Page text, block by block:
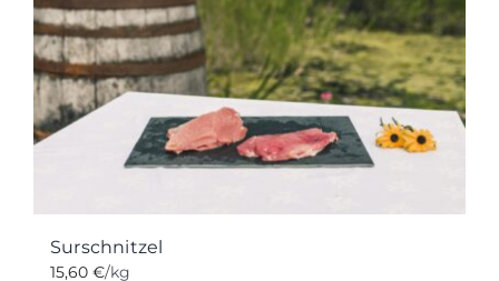
Surschnitzel
15,60 €/kg